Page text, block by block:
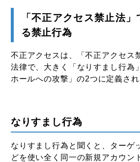
「不正アクセス禁止法
る禁止行為
不正アクセスは、「不正アクセス
法律で、大きく「なりすまし行為
ホールへの攻撃」の2つに定義され
なりすまし行為
なりすまし行為と聞くと、ターゲ
どを使い全く同一の新規アカウン